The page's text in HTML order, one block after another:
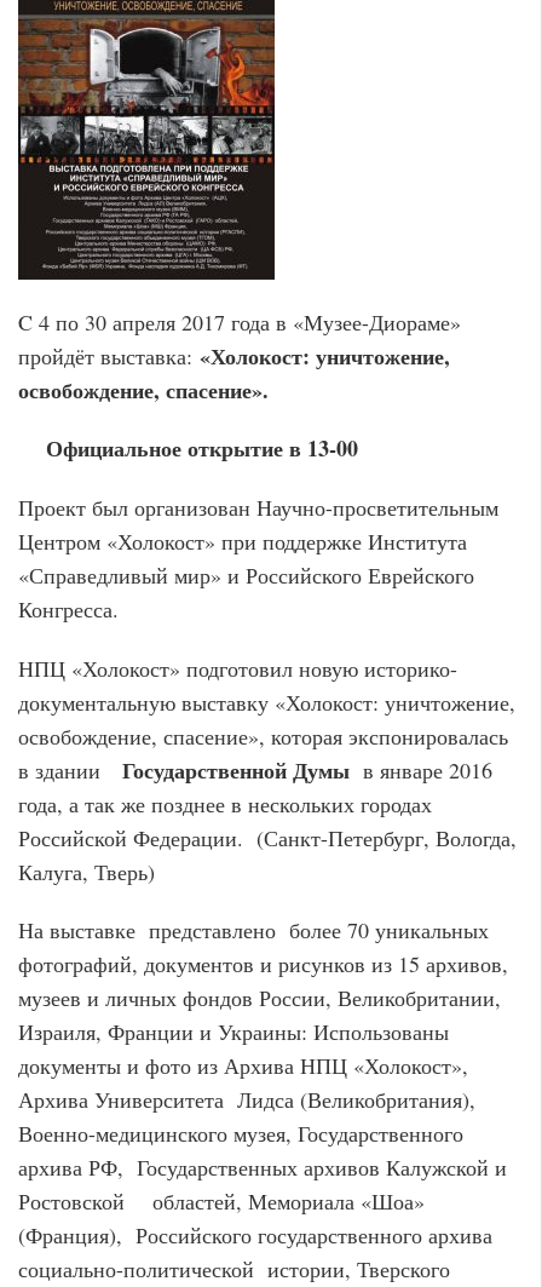
C 4 по 30 апреля 2017 года в «Музее-Диораме»
пройдёт выставка: «Холокост: уничтожение,
освобождение, спасение».
Официальное открытие в 13-00
Проект был организован Научно-просветительным
Центром «Холокост» при поддержке Института
«Справедливый мир» и Российского Еврейского
Конгресса.
НПЦ «Холокост» подготовил новую историко-
документальную выставку «Холокост: уничтожение,
освобождение, спасение», которая экспонировалась
в здании Государственной Думы в январе 2016
года, а так же позднее в нескольких городах
Российской Федерации. (Санкт-Петербург, Вологда,
Калуга, Тверь)
На выставке представлено более 70 уникальных
фотографий, документов и рисунков из 15 архивов,
музеев и личных фондов России, Великобритании,
Израиля, Франции и Украины: Использованы
документы и фото из Архива НПЦ «Холокост»,
Архива Университета Лидса (Великобритания),
Военно-медицинского музея, Государственного
архива РФ, Государственных архивов Калужской и
Ростовской областей, Мемориала «Шоа»
(Франция), Российского государственного архива
социально-политической истории, Тверского